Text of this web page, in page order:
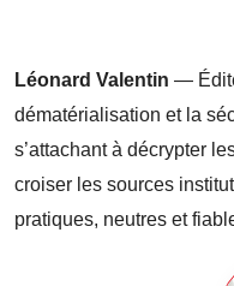
Léonard Valentin —
dématérialisation et la
s’attachant à décrypter
croiser les sources
pratiques, neutres et